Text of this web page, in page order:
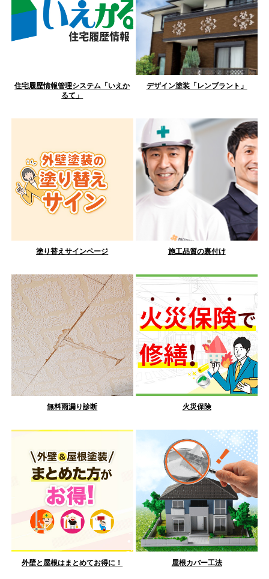
住宅履歴情報管理システム「いえか
るて」
デザイン塗装「レンブラント」
塗り替えサインページ 施工品質の裏付け
無料雨漏り診断 火災保険
外壁と屋根はまとめてお得に！ 屋根カバー工法